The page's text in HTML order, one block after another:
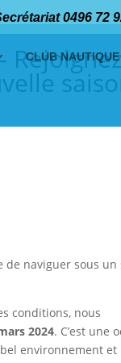
0496 72
CLUB NAUTIQUE
de naviguer sous un
conditions, nous
2024. C’est une
environnement et